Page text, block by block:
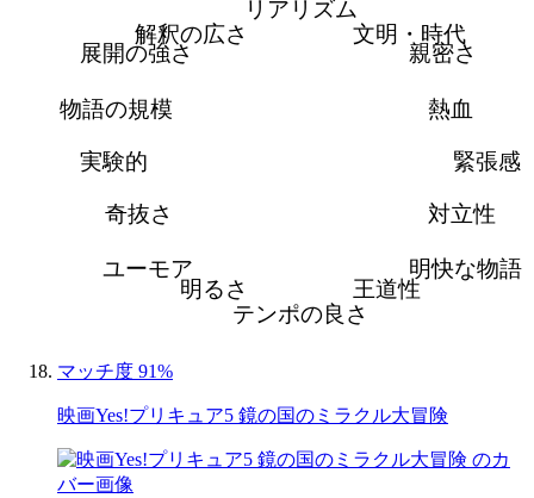
リアリズム
文明・時代
親密さ
熱血
緊張感
対立性
明快な物語
王道性
テンポの良さ
明るさ
ユーモア
奇抜さ
実験的
物語の規模
展開の強さ
解釈の広さ
マッチ度 91%
映画Yes!プリキュア5 鏡の国のミラクル大冒険